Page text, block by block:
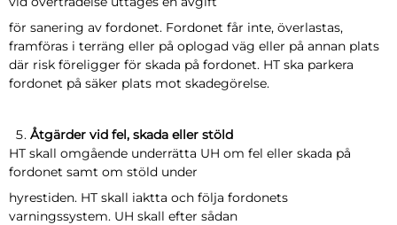
för sanering av fordonet. Fordonet får inte, överlastas,
framföras i terräng eller på oplogad väg eller på annan plats
där risk föreligger för skada på fordonet. HT ska parkera
fordonet på säker plats mot skadegörelse.
Åtgärder vid fel, skada eller stöld
HT skall omgående underrätta UH om fel eller skada på
fordonet samt om stöld under
hyrestiden. HT skall iaktta och följa fordonets
varningssystem. UH skall efter sådan